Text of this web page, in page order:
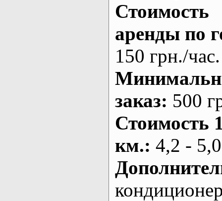
Стоимость
аренды по
150 грн./час.
заказ: 500
Стоимость
км.: 4,2 -